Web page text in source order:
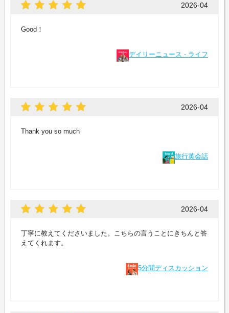
2026-04
Good！
デイリーニュース - ライフ
2026-04
Thank you so much
旅行英会話
2026-04
丁寧に教えてくださいました。こちらの言うことにきちんと答
えてくれます。
5分間ディスカッション